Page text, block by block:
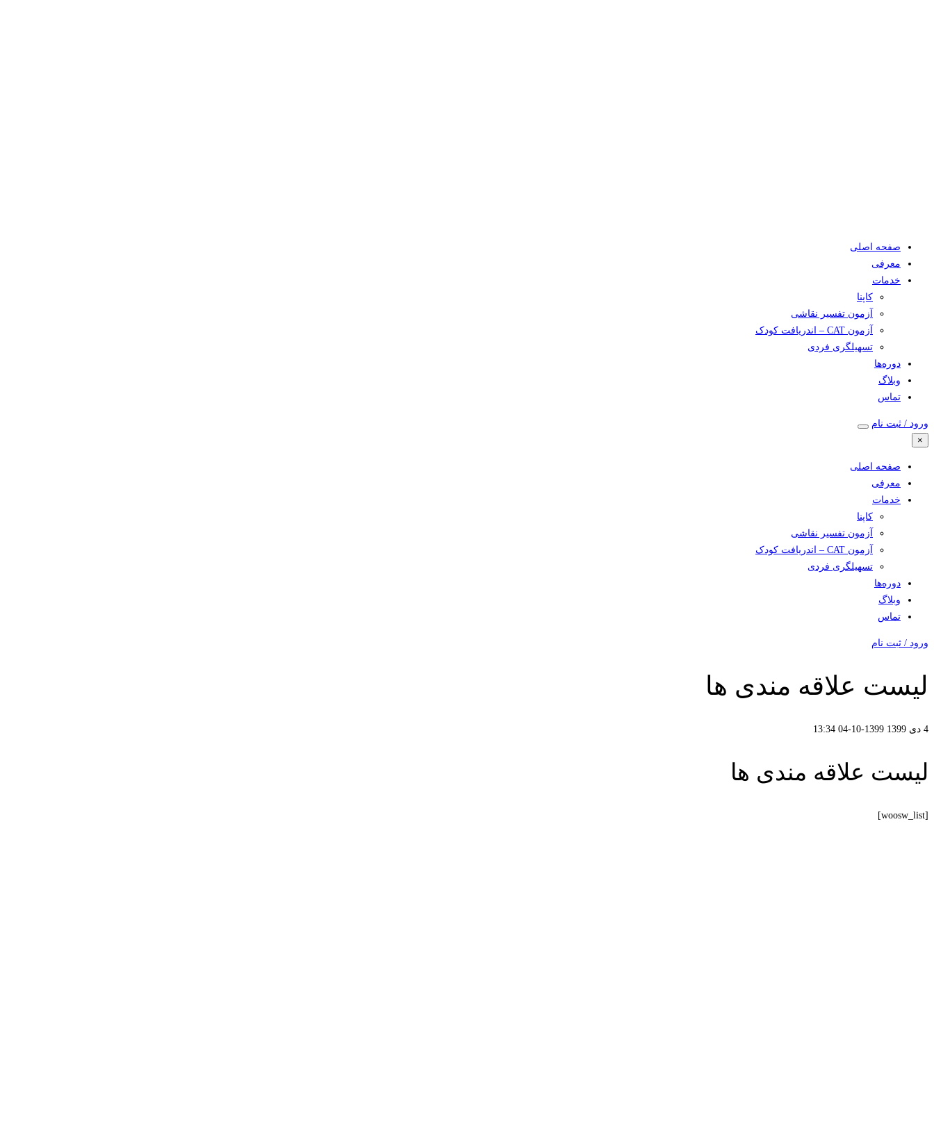
صفحه اصلی
معرفی
خدمات
کاپنا
آزمون تفسیر نقاشی
آزمون CAT – اندریافت کودک
تسهیلگری فردی
دوره‌ها
وبلاگ
تماس
ورود / ثبت نام
×
صفحه اصلی
معرفی
خدمات
کاپنا
آزمون تفسیر نقاشی
آزمون CAT – اندریافت کودک
تسهیلگری فردی
دوره‌ها
وبلاگ
تماس
ورود / ثبت نام
لیست علاقه مندی ها
4 دی 1399 1399-10-04 13:34
لیست علاقه مندی ها
[woosw_list]